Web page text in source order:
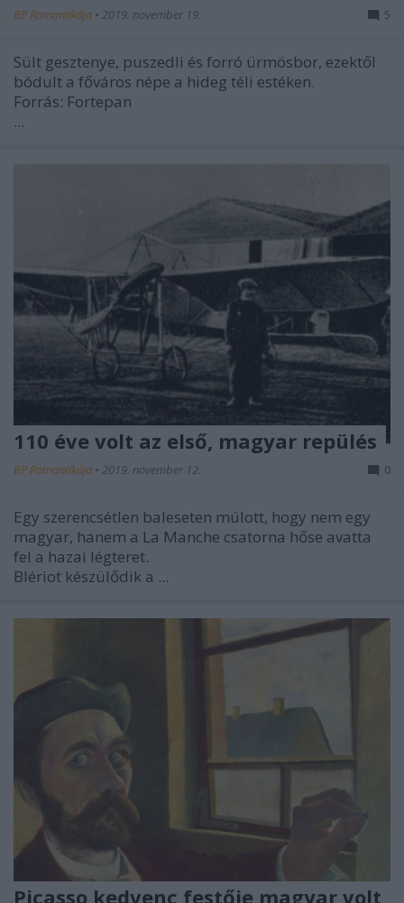
BP Romantikája • 2019. november 19. 5
Sült gesztenye, puszedli és forró ürmösbor, ezektől
bódult a főváros népe a hideg téli estéken.
Forrás: Fortepan
...
110 éve volt az első, magyar repülés
BP Romantikája • 2019. november 12. 0
Egy szerencsétlen baleseten múlott, hogy nem egy
magyar, hanem a La Manche csatorna hőse avatta
fel a hazai légteret.
Blériot készülődik a ...
Picasso kedvenc festője magyar volt